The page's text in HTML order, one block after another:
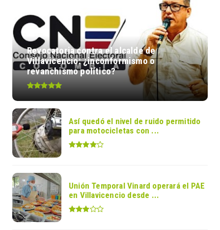
Revocatoria contra el alcalde de
Villavicencio: ¿inconformismo o
revanchismo político?
Así quedó el nivel de ruido permitido
para motocicletas con ...
Unión Temporal Vinard operará el PAE
en Villavicencio desde ...